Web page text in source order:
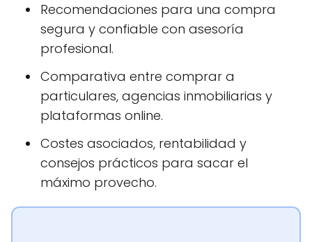
Recomendaciones para una compra
segura y confiable con asesoría
profesional.
Comparativa entre comprar a
particulares, agencias inmobiliarias y
plataformas online.
Costes asociados, rentabilidad y
consejos prácticos para sacar el
máximo provecho.